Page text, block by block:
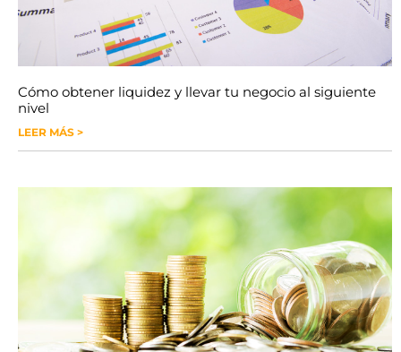
Cómo obtener liquidez y llevar tu negocio al siguiente
nivel
LEER MÁS >